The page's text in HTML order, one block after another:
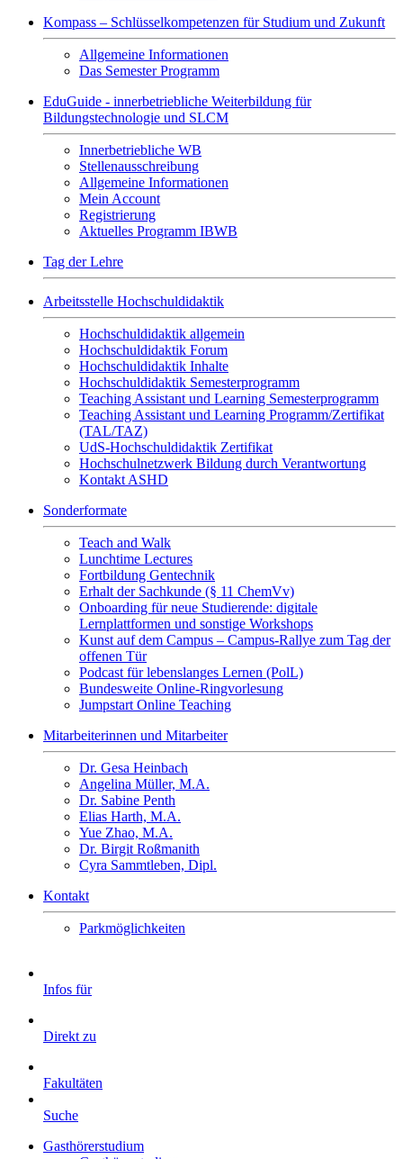
Kompass – Schlüsselkompetenzen für Studium und Zukunft
Allgemeine Informationen
Das Semester Programm
EduGuide - innerbetriebliche Weiterbildung für
Bildungstechnologie und SLCM
Innerbetriebliche WB
Stellenausschreibung
Allgemeine Informationen
Mein Account
Registrierung
Aktuelles Programm IBWB
Tag der Lehre
Arbeitsstelle Hochschuldidaktik
Hochschuldidaktik allgemein
Hochschuldidaktik Forum
Hochschuldidaktik Inhalte
Hochschuldidaktik Semesterprogramm
Teaching Assistant und Learning Semesterprogramm
Teaching Assistant und Learning Programm/Zertifikat
(TAL/TAZ)
UdS-Hochschuldidaktik Zertifikat
Hochschulnetzwerk Bildung durch Verantwortung
Kontakt ASHD
Sonderformate
Teach and Walk
Lunchtime Lectures
Fortbildung Gentechnik
Erhalt der Sachkunde (§ 11 ChemVv)
Onboarding für neue Studierende: digitale
Lernplattformen und sonstige Workshops
Kunst auf dem Campus – Campus-Rallye zum Tag der
offenen Tür
Podcast für lebenslanges Lernen (PolL)
Bundesweite Online-Ringvorlesung
Jumpstart Online Teaching
Mitarbeiterinnen und Mitarbeiter
Dr. Gesa Heinbach
Angelina Müller, M.A.
Dr. Sabine Penth
Elias Harth, M.A.
Yue Zhao, M.A.
Dr. Birgit Roßmanith
Cyra Sammtleben, Dipl.
Kontakt
Parkmöglichkeiten
Infos für
Direkt zu
Fakultäten
Suche
Gasthörerstudium